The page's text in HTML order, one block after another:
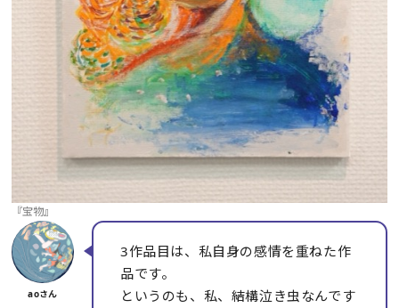
『宝物』
3作品目は、私自身の感情を重ねた作
品です。
というのも、私、結構泣き虫なんです